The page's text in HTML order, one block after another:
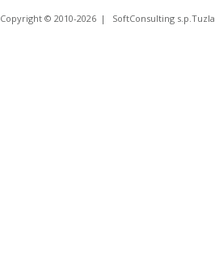
Copyright © 2010-2026 SoftConsulting s.p.Tuzla